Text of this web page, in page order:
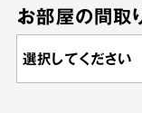
お部屋の間取